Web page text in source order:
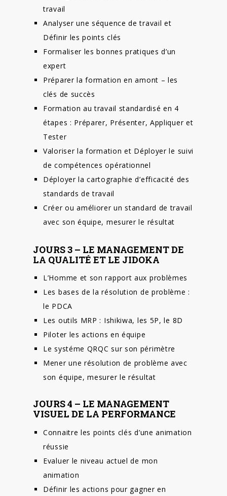
travail
Analyser une séquence de travail et
Définir les points clés
Formaliser les bonnes pratiques d’un
expert
Préparer la formation en amont – les
clés de succès
Formation au travail standardisé en 4
étapes : Préparer, Présenter, Appliquer et
Tester
Valoriser la formation et Déployer le suivi
de compétences opérationnel
Déployer la cartographie d’efficacité des
standards de travail
Créer ou améliorer un standard de travail
avec son équipe, mesurer le résultat
JOURS 3 – LE MANAGEMENT DE
LA QUALITÉ ET LE JIDOKA
L’Homme et son rapport aux problèmes
Les bases de la résolution de problème :
le PDCA
Les outils MRP : Ishikiwa, les 5P, le 8D
Piloter les actions en équipe
Le systéme QRQC sur son périmètre
Mener une résolution de problème avec
son équipe, mesurer le résultat
JOURS 4 – LE MANAGEMENT
VISUEL DE LA PERFORMANCE
Connaitre les points clés d’une animation
réussie
Evaluer le niveau actuel de mon
animation
Définir les actions pour gagner en